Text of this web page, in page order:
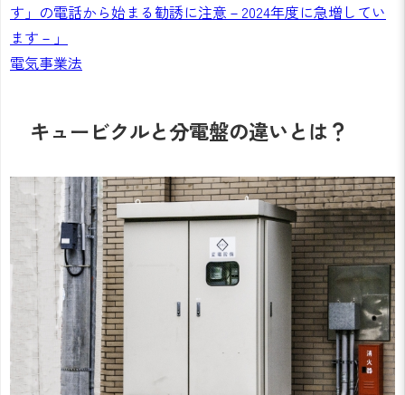
す」の電話から始まる勧誘に注意－2024年度に急増してい
ます－」
電気事業法
キュービクルと分電盤の違いとは？